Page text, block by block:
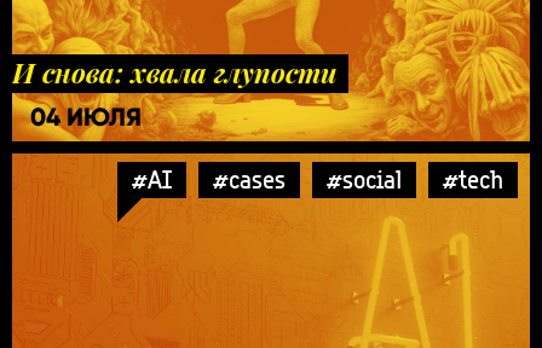
И снова: хвала глупости
04 ИЮЛЯ
#AI #cases #social #tech